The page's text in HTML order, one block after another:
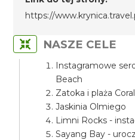
https://
NASZE CELE
Instagramowe
Beach
Zatoka i plaża
Jaskinia Olmiego
Limni Rocks -
Sayang Bay -